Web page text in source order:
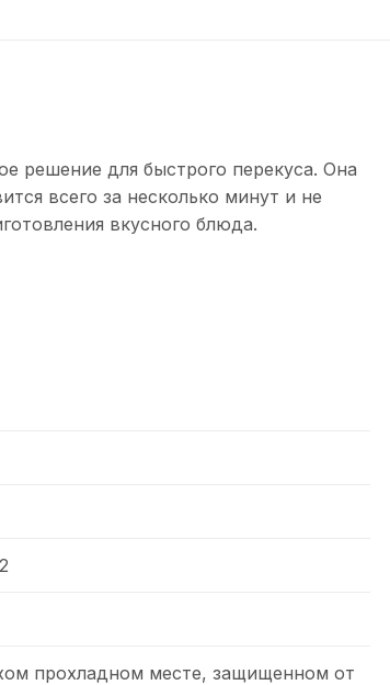
решение для быстрого перекуса. Она
всего за несколько минут и не
вкусного блюда.
прохладном месте, защищенном от